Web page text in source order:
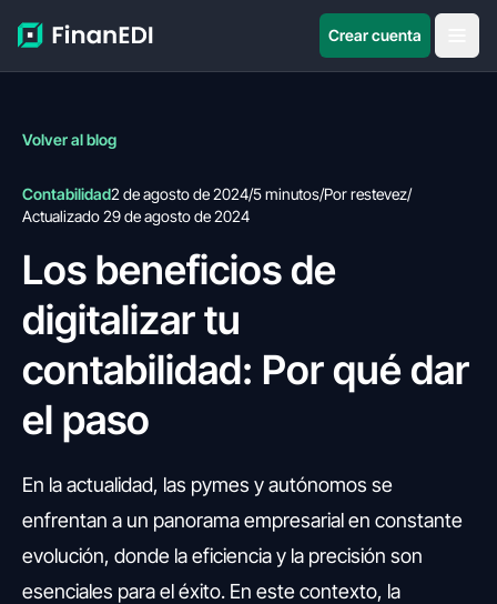
Crear cuenta
Volver al blog
Contabilidad2 de agosto de 2024/5 minutos/Por restevez/
Actualizado 29 de agosto de 2024
Los beneficios de
digitalizar tu
contabilidad: Por qué dar
el paso
En la actualidad, las pymes y autónomos se
enfrentan a un panorama empresarial en constante
evolución, donde la eficiencia y la precisión son
esenciales para el éxito. En este contexto, la